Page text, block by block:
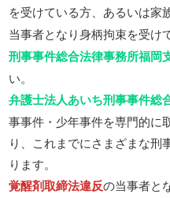
を受けている方、あるいは家
当事者となり身柄拘束を受け
刑事事件総合法律事務所福岡
い。
弁護士法人あいち刑事事件総
事事件・少年事件を専門的に
り、これまでにさまざまな刑
ります。
覚醒剤取締法違反の当事者と